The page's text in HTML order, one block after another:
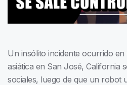
Un insólito incidente ocurrido
asiática en San José, California
sociales, luego de que un robot